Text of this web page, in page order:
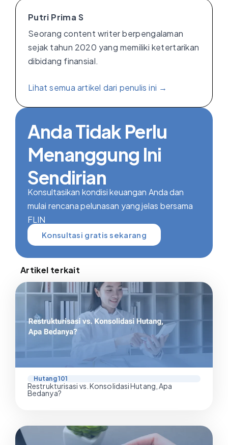
Putri Prima S
Seorang content writer berpengalaman
sejak tahun 2020 yang memiliki ketertarikan
dibidang finansial.
Lihat semua artikel dari penulis ini →
Anda Tidak Perlu
Menanggung Ini
Sendirian
Konsultasikan kondisi keuangan Anda dan
mulai rencana pelunasan yang jelas bersama
FLIN
Konsultasi gratis sekarang
Artikel terkait
Hutang 101
Restrukturisasi vs. Konsolidasi Hutang, Apa
Bedanya?